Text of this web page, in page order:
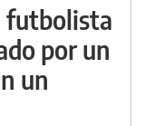
futbolista
por un
un